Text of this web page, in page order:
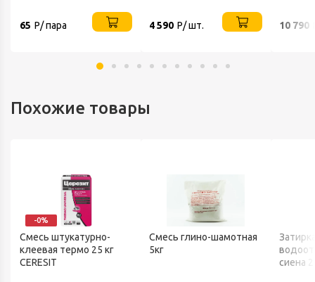
65 Р/ пара 4 590 Р/ шт.
10 790
Похожие товары
-0%
Смесь штукатурно-
клеевая термо 25 кг
CERESIT
Смесь глино-шамотная
5кг
сиена